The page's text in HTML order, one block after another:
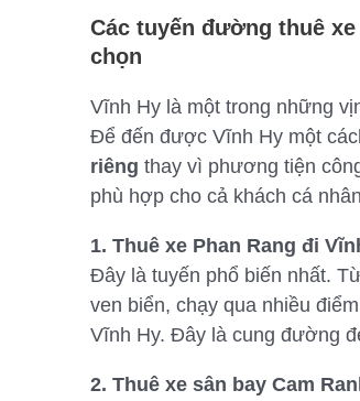
Các tuyến đường thuê
chọn
Vĩnh Hy là một trong những
Để đến được Vĩnh Hy một
riêng thay vì phương tiện
phù hợp cho cả khách cá
1. Thuê xe Phan Rang đi
Đây là tuyến phổ biến nhất.
ven biển, chạy qua nhiều
Vĩnh Hy. Đây là cung đường
2. Thuê xe sân bay Cam